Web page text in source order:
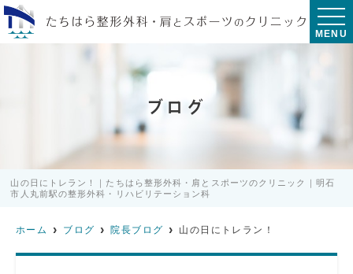
MENU
ブログ
山の日にトレラン！｜たちはら整形外科・肩とスポーツのクリニック｜明石
市人丸前駅の整形外科・リハビリテーション科
ホーム ブログ 院長ブログ 山の日にトレラン！